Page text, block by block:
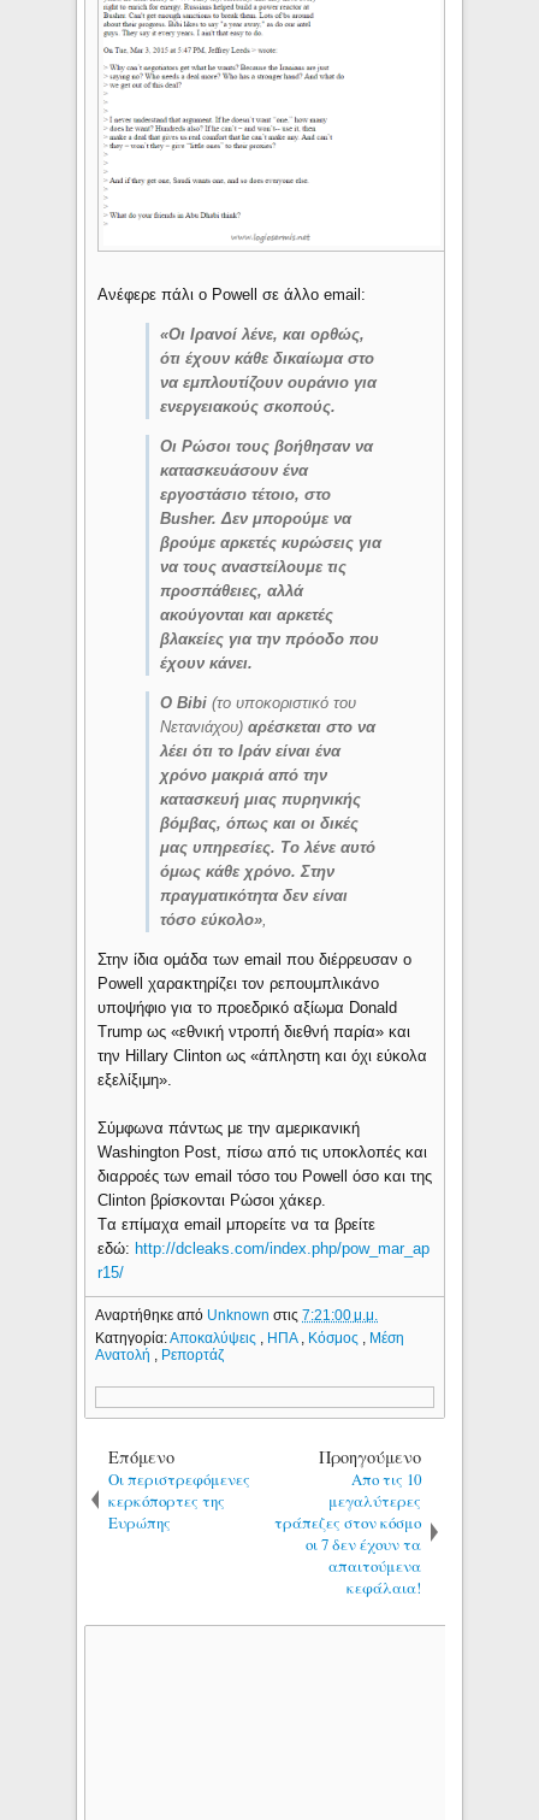
Ανέφερε πάλι ο Powell σε άλλο email:
«Οι Ιρανοί λένε, και ορθώς,
ότι έχουν κάθε δικαίωμα στο
να εμπλουτίζουν ουράνιο για
ενεργειακούς σκοπούς.
Οι Ρώσοι τους βοήθησαν να
κατασκευάσουν ένα
εργοστάσιο τέτοιο, στο
Busher. Δεν μπορούμε να
βρούμε αρκετές κυρώσεις για
να τους αναστείλουμε τις
προσπάθειες, αλλά
ακούγονται και αρκετές
βλακείες για την πρόοδο που
έχουν κάνει.
Ο Bibi(το υποκοριστικό του
Νετανιάχου) αρέσκεται στο να
λέει ότι το Ιράν είναι ένα
χρόνο μακριά από την
κατασκευή μιας πυρηνικής
βόμβας, όπως και οι δικές
μας υπηρεσίες. Το λένε αυτό
όμως κάθε χρόνο. Στην
πραγματικότητα δεν είναι
τόσο εύκολο»
Στην ίδια ομάδα των email που διέρρευσαν ο
Powell χαρακτηρίζει τον ρεπουμπλικάνο
υποψήφιο για το προεδρικό αξίωμα Donald
Trump ως «εθνική ντροπή διεθνή παρία» και
την Hillary Clinton ως «άπληστη και όχι εύκολα
εξελίξιμη».
Σύμφωνα πάντως με την αμερικανική
Washington Post, πίσω από τις υποκλοπές και
διαρροές των email τόσο του Powell όσο και της
Clinton βρίσκονται Ρώσοι χάκερ.
Tα επίμαχα email μπορείτε να τα βρείτε
εδώ:http://dcleaks.com/index.php/pow_mar_ap
r15/
Αναρτήθηκε από Unknownστις7:21:00 μ.μ.
Κατηγορία:Αποκαλύψεις , ΗΠΑ , Κόσμος , Μέση
Ανατολή , Ρεπορτάζ
Επόμενο
Οι περιστρεφόμενες
κερκόπορτες της
Ευρώπης
Προηγούμενο
Απο τις 10
μεγαλύτερες
τράπεζες στον κόσμο
οι 7 δεν έχουν τα
απαιτούμενα
κεφάλαια!